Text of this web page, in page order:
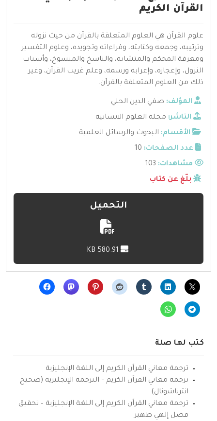
القرآن الكريم
علوم القرآن هي العلوم المتعلقة بالقرآن من حيث نزوله
وترتيبه، وجمعه وكتابته، وقراءاته وتجويده، وعلوم التفسير
ومعرفة المحكم والمتشابه، والناسخ والمنسوخ، وأسباب
النزول، وإعجازه، وإعرابه ورسمه، وعلم غريب القرآن، وغير
ذلك من العلوم المتعلقة بالقرآن.
المؤلف: صفي الدين الحلي
الناشر: مجلة العلوم الانسانية
الأقسام: البحوث والرسائل العلمية
عدد الصفحات: 10
مشاهدات:
بلّغ عن كتاب
التحميل
كتب لها صلة
ترجمة معاني القرآن الكريم إلى اللغة الإنجليزية
ترجمة معاني القرآن الكريم – الترجمة الإنجليزية (صحيح
انترناشونال)
ترجمة معاني القرآن الكريم إلى اللغة الإنجليزية – تحقيق
فضل إلهي ظهير